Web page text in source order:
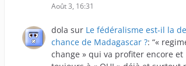
Août 3, 16:31
dola sur Le fédéralisme est-il la
chance de Madagascar ?: “«
change » qui va profiter encore et